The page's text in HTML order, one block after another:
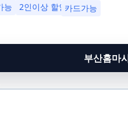
,동래,남
대포,범
,토곡,시
온천,미남,
능 2인이상 할인 업소 이벤트중
카드가능
부산홈마